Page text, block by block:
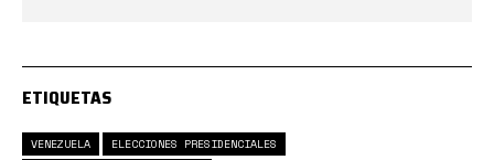
ETIQUETAS
VENEZUELA
ELECCIONES PRESIDENCIALES